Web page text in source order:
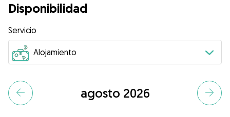
Disponibilidad
Servicio
agosto 2026